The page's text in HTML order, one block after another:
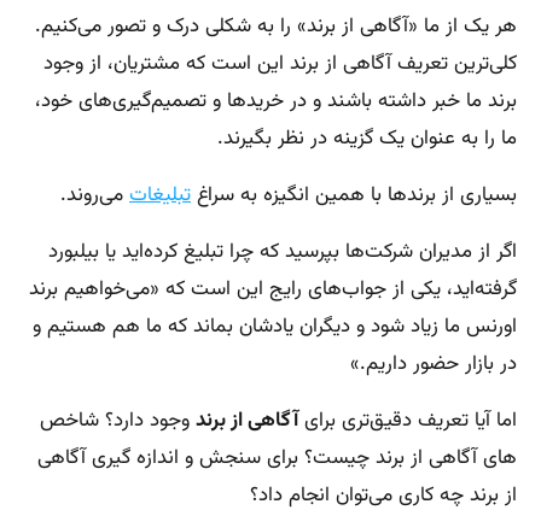
هر یک از ما «آگاهی از برند» را به شکلی درک و تصور می‌کنیم.
کلی‌ترین تعریف آگاهی از برند این است که مشتریان، از وجود
برند ما خبر داشته باشند و در خریدها و تصمیم‌گیری‌های خود،
ما را به عنوان یک گزینه در نظر بگیرند.
بسیاری از برندها با همین انگیزه به سراغتبلیغاتمی‌روند.
اگر از مدیران شرکت‌ها بپرسید که چرا تبلیغ کرده‌اید یا بیلبورد
گرفته‌اید، یکی از جواب‌های رایج این است که «می‌خواهیم برند
اورنس ما زیاد شود و دیگران یادشان بماند که ما هم هستیم و
در بازار حضور داریم.»
اما آیا تعریف دقیق‌تری برایآگاهی از برندوجود دارد؟ شاخص
های آگاهی از برند چیست؟ برای سنجش و اندازه گیری آگاهی
از برند چه کاری می‌توان انجام داد؟